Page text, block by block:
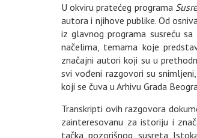
U okviru pratećeg programa
autora i njihove publike. Od
iz glavnog programa susreću
načelima, temama koje
značajni autori koji su u
svi vođeni razgovori su
koji se čuva u Arhivu Grada
Transkripti ovih razgovora
zainteresovanu za istoriju i
tačka pozorišnog susreta